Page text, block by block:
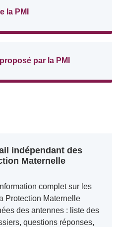
la PMI
par la PMI
indépendant des
Maternelle
complet sur les
Protection Maternelle
des antennes : liste des
questions réponses,